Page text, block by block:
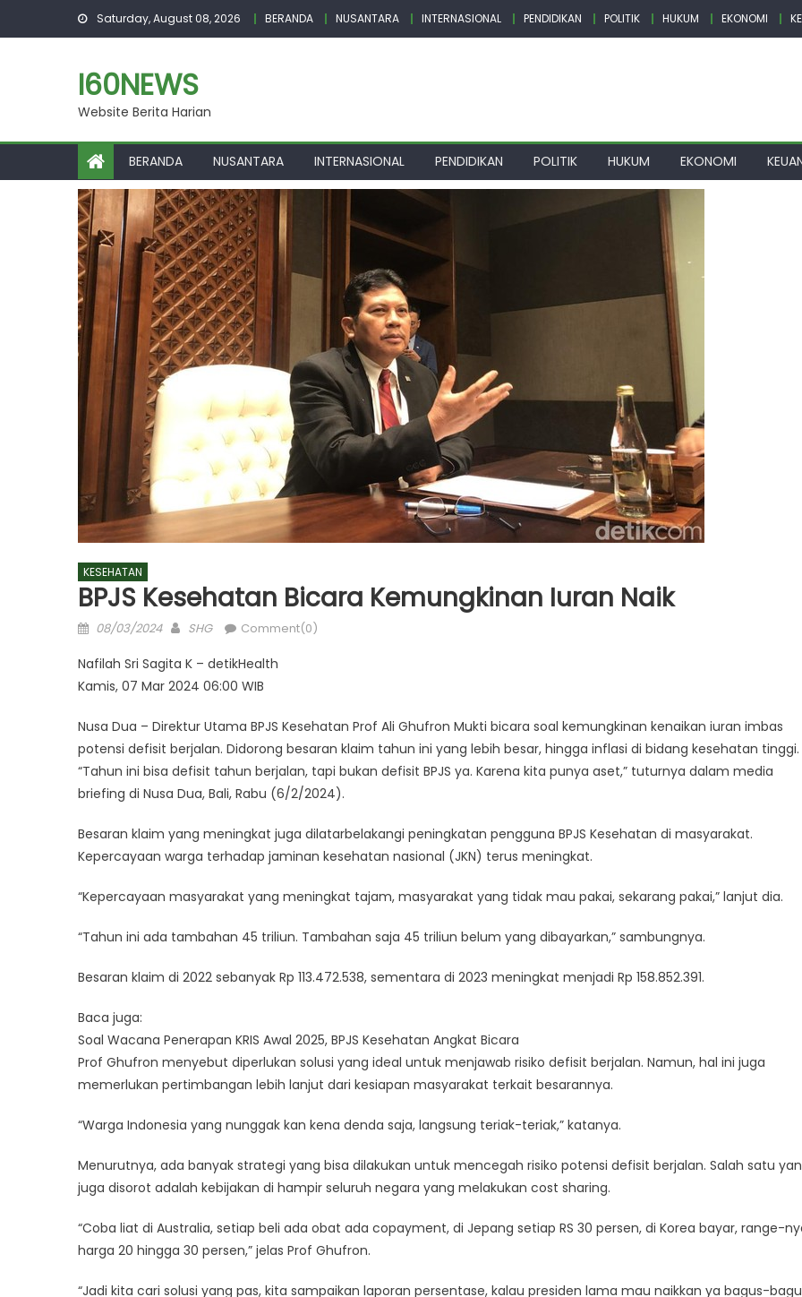
Saturday, August 08, 2026 BERANDA NUSANTARA INTERNASIONAL PENDIDIKAN POLITIK HUKUM EKONOMI
I60NEWS
Website Berita Harian
BERANDA NUSANTARA INTERNASIONAL PENDIDIKAN POLITIK HUKUM EKONOMI
KESEHATAN
BPJS Kesehatan Bicara Kemungkinan Iuran Naik
Posted
08/03/2024 Author
SHG Comment(0)
Nafilah Sri Sagita K – detikHealth
Kamis, 07 Mar 2024 06:00 WIB
Nusa Dua – Direktur Utama BPJS Kesehatan Prof Ali Ghufron Mukti bicara soal kemungkinan kenaikan iuran imbas
potensi defisit berjalan. Didorong besaran klaim tahun ini yang lebih besar, hingga inflasi di bidang kesehatan tinggi.
“Tahun ini bisa defisit tahun berjalan, tapi bukan defisit BPJS ya. Karena kita punya aset,” tuturnya dalam media
briefing di Nusa Dua, Bali, Rabu (6/2/2024).
Besaran klaim yang meningkat juga dilatarbelakangi peningkatan pengguna BPJS Kesehatan di masyarakat.
Kepercayaan warga terhadap jaminan kesehatan nasional (JKN) terus meningkat.
“Kepercayaan masyarakat yang meningkat tajam, masyarakat yang tidak mau pakai, sekarang pakai,” lanjut dia.
“Tahun ini ada tambahan 45 triliun. Tambahan saja 45 triliun belum yang dibayarkan,” sambungnya.
Besaran klaim di 2022 sebanyak Rp 113.472.538, sementara di 2023 meningkat menjadi Rp 158.852.391.
Baca juga:
Soal Wacana Penerapan KRIS Awal 2025, BPJS Kesehatan Angkat Bicara
Prof Ghufron menyebut diperlukan solusi yang ideal untuk menjawab risiko defisit berjalan. Namun, hal ini juga
memerlukan pertimbangan lebih lanjut dari kesiapan masyarakat terkait besarannya.
“Warga Indonesia yang nunggak kan kena denda saja, langsung teriak-teriak,” katanya.
Menurutnya, ada banyak strategi yang bisa dilakukan untuk mencegah risiko potensi defisit berjalan. Salah satu
juga disorot adalah kebijakan di hampir seluruh negara yang melakukan cost sharing.
“Coba liat di Australia, setiap beli ada obat ada copayment, di Jepang setiap RS 30 persen, di Korea bayar, range-
harga 20 hingga 30 persen,” jelas Prof Ghufron.
“Jadi kita cari solusi yang pas, kita sampaikan laporan persentase, kalau presiden lama mau naikkan ya bagus-